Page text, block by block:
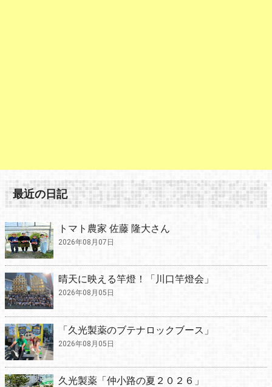
最近の日記
トマト農家 佐藤 隆大さん
2026年08月07日
晴天に映える竿燈！「川口竿燈会」
2026年08月05日
「久光製薬のブテナロックブース」
2026年08月05日
久光製薬「仲小路の夏２０２６」